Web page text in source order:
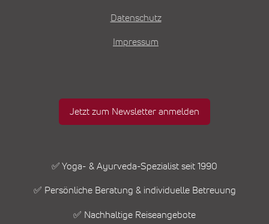
Datenschutz
Impressum
Jetzt zum Newsletter anmelden
✅ Yoga- & Ayurveda-Spezialist seit 1990
✅ Persönliche Beratung & individuelle Betreuung
✅ Nachhaltige Reiseangebote